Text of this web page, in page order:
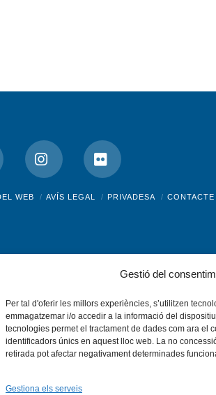
Gestió del
Per tal d'oferir les millors experiències, s’utilitzen
emmagatzemar i/o accedir a la informació del
tecnologies permet el tractament de dades com ara el
identificadors únics en aquest lloc web. La no
retirada pot afectar negativament determinades
Gestiona els serveis
InstagramFlickr
WEB AVÍS LEGAL PRIVADESA CONTACTE